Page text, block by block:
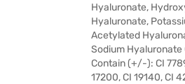
Hyaluronate,
Hyaluronate,
Acetylated
Sodium Hyaluronate
Contain (+/-): CI
17200, CI 19140, CI